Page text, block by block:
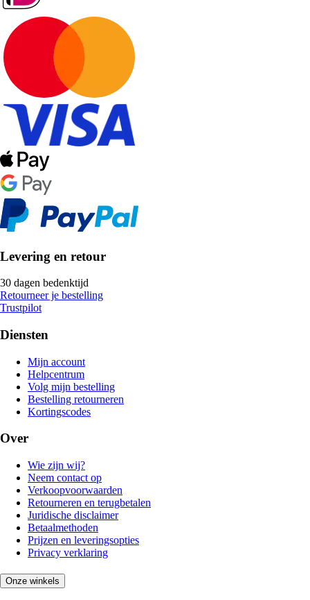
Levering en retour
30 dagen bedenktijd
Retourneer je bestelling
Trustpilot
Diensten
Mijn account
Helpcentrum
Volg mijn bestelling
Bestelling retourneren
Kortingscodes
Over
Wie zijn wij?
Neem contact op
Verkoopvoorwaarden
Retourneren en terugbetalen
Juridische disclaimer
Betaalmethoden
Prijzen en leveringsopties
Privacy verklaring
Onze winkels